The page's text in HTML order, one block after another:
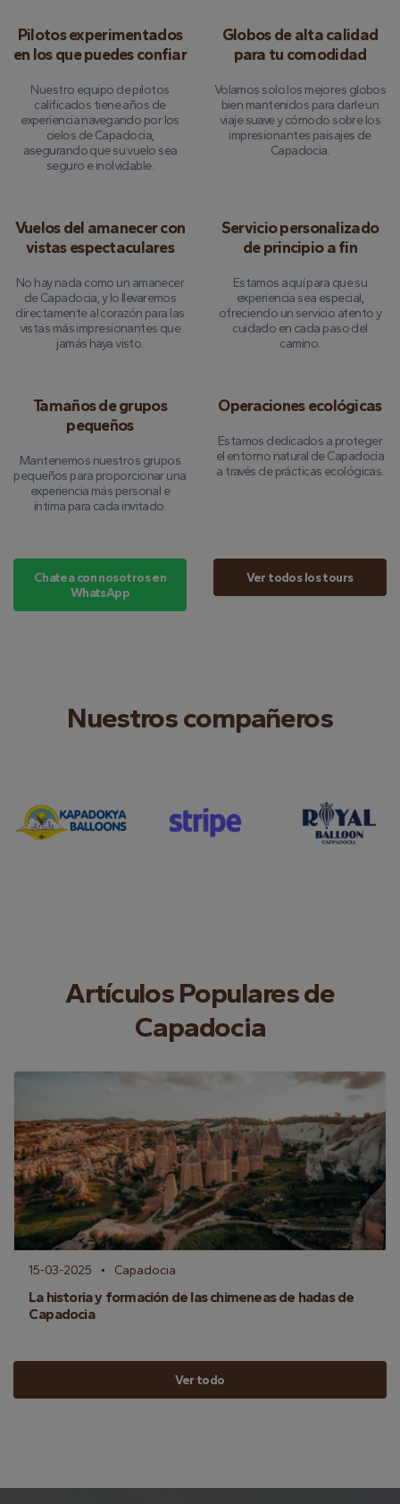
Pilotos experimentados
en los que puedes confiar
Nuestro equipo de pilotos
calificados tiene años de
experiencia navegando por los
cielos de Capadocia,
asegurando que su vuelo sea
seguro e inolvidable.
Globos de alta calidad
para tu comodidad
Volamos solo los mejores globos
bien mantenidos para darle un
viaje suave y cómodo sobre los
impresionantes paisajes de
Capadocia.
Vuelos del amanecer con
vistas espectaculares
No hay nada como un amanecer
de Capadocia, y lo llevaremos
directamente al corazón para las
vistas más impresionantes que
jamás haya visto.
Servicio personalizado
de principio a fin
Estamos aquí para que su
experiencia sea especial,
ofreciendo un servicio atento y
cuidado en cada paso del
camino.
Tamaños de grupos
pequeños
Mantenemos nuestros grupos
pequeños para proporcionar una
experiencia más personal e
íntima para cada invitado.
Operaciones ecológicas
Estamos dedicados a proteger
el entorno natural de Capadocia
a través de prácticas ecológicas.
Chatea con nosotros en
WhatsApp
Ver todos los tours
Nuestros compañeros
Artículos Populares de
Capadocia
15-03-2025 Capadocia
La historia y formación de las chimeneas de hadas de
Capadocia
Ver todo